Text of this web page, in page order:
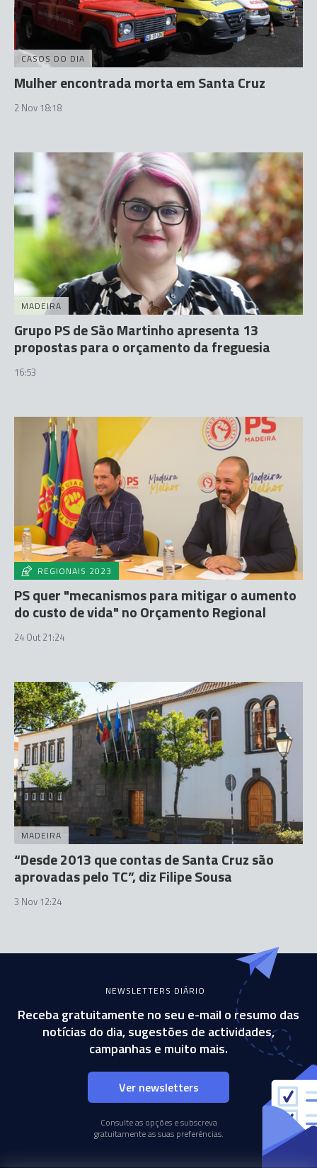
CASOS DO DIA
Mulher encontrada morta em Santa Cruz
2 Nov 18:18
MADEIRA
Grupo PS de São Martinho apresenta 13
propostas para o orçamento da freguesia
16:53
REGIONAIS 2023
PS quer "mecanismos para mitigar o aumento
do custo de vida" no Orçamento Regional
24 Out 21:24
MADEIRA
“Desde 2013 que contas de Santa Cruz são
aprovadas pelo TC”, diz Filipe Sousa
3 Nov 12:24
NEWSLETTERS DIÁRIO
Receba gratuitamente no seu e-mail o resumo das
notícias do dia, sugestões de actividades,
campanhas e muito mais.
Ver newsletters
Consulte as opções e subscreva
gratuitamente as suas preferências.